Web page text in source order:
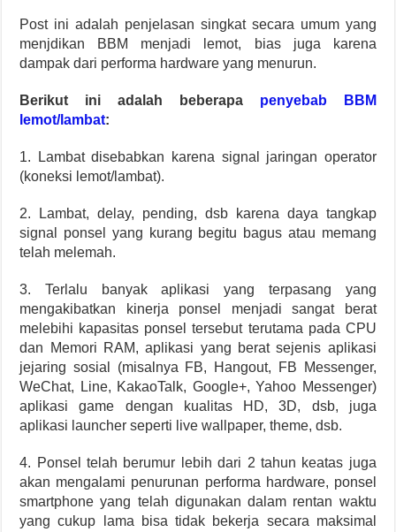
Post ini adalah penjelasan singkat secara umum yang
menjdikan BBM menjadi lemot, bias juga karena
dampak dari performa hardware yang menurun.
Berikut ini adalah beberapa penyebab BBM
lemot/lambat:
1. Lambat disebabkan karena signal jaringan operator
(koneksi lemot/lambat).
2. Lambat, delay, pending, dsb karena daya tangkap
signal ponsel yang kurang begitu bagus atau memang
telah melemah.
3. Terlalu banyak aplikasi yang terpasang yang
mengakibatkan kinerja ponsel menjadi sangat berat
melebihi kapasitas ponsel tersebut terutama pada CPU
dan Memori RAM, aplikasi yang berat sejenis aplikasi
jejaring sosial (misalnya FB, Hangout, FB Messenger,
WeChat, Line, KakaoTalk, Google+, Yahoo Messenger)
aplikasi game dengan kualitas HD, 3D, dsb, juga
aplikasi launcher seperti live wallpaper, theme, dsb.
4. Ponsel telah berumur lebih dari 2 tahun keatas juga
akan mengalami penurunan performa hardware, ponsel
smartphone yang telah digunakan dalam rentan waktu
yang cukup lama bisa tidak bekerja secara maksimal